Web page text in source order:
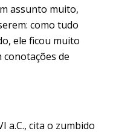
assunto muito,
como tudo
ele ficou muito
de
a.C., cita o zumbido